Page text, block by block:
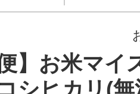
】お米マイ
シヒカリ(無